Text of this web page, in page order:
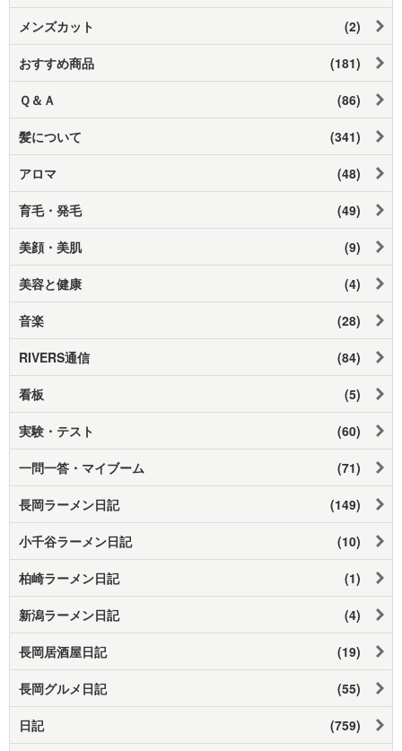
メンズカット (2)
おすすめ商品 (181)
Ｑ＆Ａ (86)
髪について (341)
アロマ (48)
育毛・発毛 (49)
美顔・美肌 (9)
美容と健康 (4)
音楽 (28)
RIVERS通信 (84)
看板 (5)
実験・テスト (60)
一問一答・マイブーム (71)
長岡ラーメン日記 (149)
小千谷ラーメン日記 (10)
柏崎ラーメン日記 (1)
新潟ラーメン日記 (4)
長岡居酒屋日記 (19)
長岡グルメ日記 (55)
日記 (759)